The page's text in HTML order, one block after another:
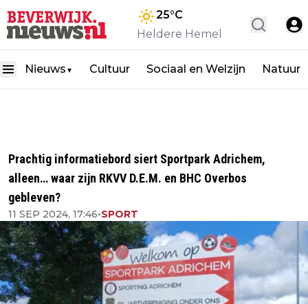
25°C
Heldere Hemel
Nieuws ▼ Cultuur Sociaal en Welzijn Natuur
Prachtig informatiebord siert Sportpark Adrichem,
alleen… waar zijn RKVV D.E.M. en BHC Overbos
gebleven?
11 SEP 2024, 17:46•SPORT